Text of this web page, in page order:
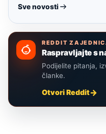
Sve novosti
REDDIT
Raspravljajte s
Podijelite pitanja,
članke.
Otvori Reddit